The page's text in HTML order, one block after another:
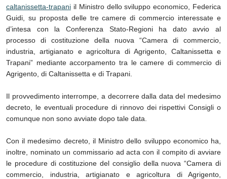
caltanissetta-trapani il Ministro dello sviluppo economico, Federica
Guidi, su proposta delle tre camere di commercio interessate e
d’intesa con la Conferenza Stato-Regioni ha dato avvio al
processo di costituzione della nuova “Camera di commercio,
industria, artigianato e agricoltura di Agrigento, Caltanissetta e
Trapani” mediante accorpamento tra le camere di commercio di
Agrigento, di Caltanissetta e di Trapani.
Il provvedimento interrompe, a decorrere dalla data del medesimo
decreto, le eventuali procedure di rinnovo dei rispettivi Consigli o
comunque non sono avviate dopo tale data.
Con il medesimo decreto, il Ministro dello sviluppo economico ha,
inoltre, nominato un commissario ad acta con il compito di avviare
le procedure di costituzione del consiglio della nuova “Camera di
commercio, industria, artigianato e agricoltura di Agrigento,